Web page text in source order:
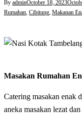
By adminOctober 18, 2023
Rumahan, Cibitung, Makanan
Masakan Rumahan
Catering masakan enak
aneka masakan lezat